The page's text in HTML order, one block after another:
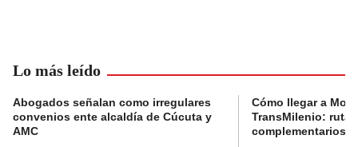
Lo más leído
Abogados señalan como irregulares
convenios ente alcaldía de Cúcuta y
AMC
Cómo llegar a
TransMilenio:
complementarios